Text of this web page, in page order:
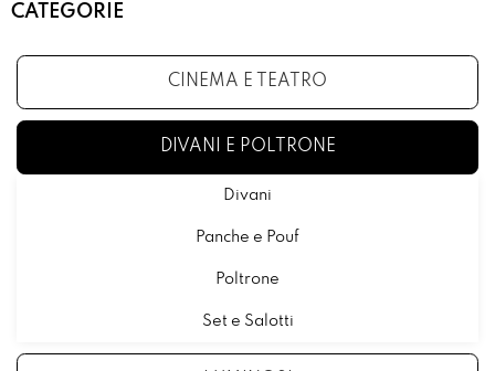
CATEGORIE
CINEMA E TEATRO
DIVANI E POLTRONE
Divani
Panche e Pouf
Poltrone
Set e Salotti